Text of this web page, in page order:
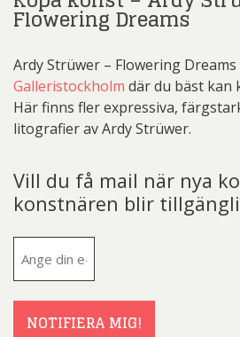
Flowering Dreams
Ardy Strüwer – Flowering
Galleristockholm där du bäst kan
Här finns fler expressiva,
litografier av Ardy Strüwer.
Vill du få mail när nya
konstnären blir
NOTIFIERA MIG!